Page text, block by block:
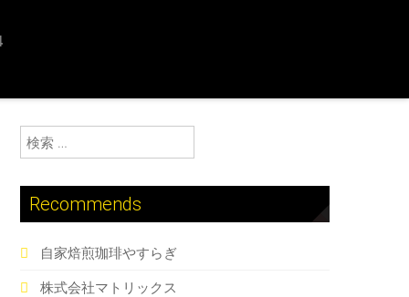
検索:
Recommends
自家焙煎珈琲やすらぎ
株式会社マトリックス